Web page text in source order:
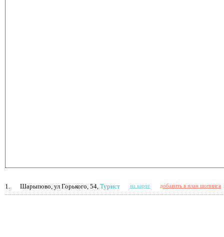
1. Шарыпово, ул Горького, 54, Турист на карте добавить в план шопинга